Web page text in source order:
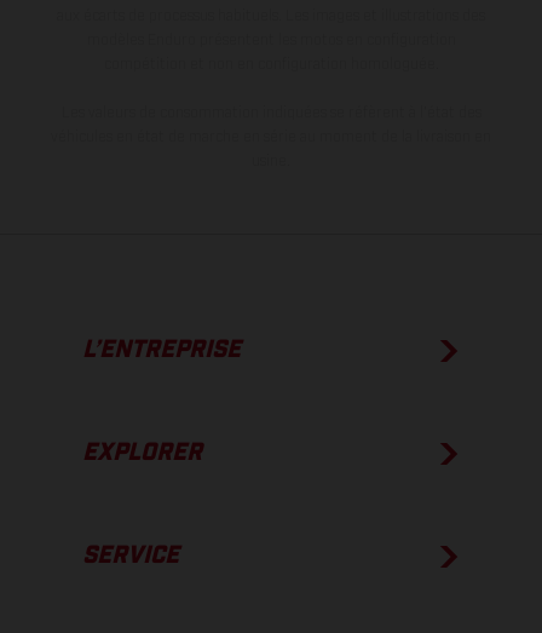
L’ENTREPRISE
EXPLORER
SERVICE